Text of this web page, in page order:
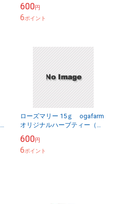
600円
6ポイント
ローズマリー 15ｇ ogafarm
オリジナルハーブティー（外
600円
6ポイント